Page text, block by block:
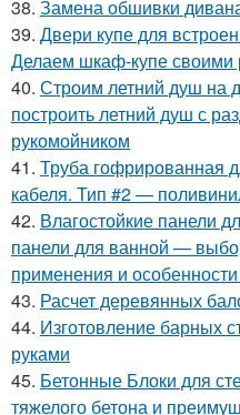
38. Замена обшивки
39. Двери купе для
Делаем шкаф-купе своими
40. Строим летний душ на
построить летний душ с
рукомойником
41. Труба гофрированная
кабеля. Тип #2 —
42. Влагостойкие панели
панели для ванной —
применения и
43. Расчет деревянных
44. Изготовление барных
руками
45. Бетонные Блоки для
тяжелого бетона и